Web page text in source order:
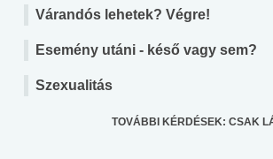
Várandós lehetek? Végre!
Esemény utáni - késő vagy sem?
Szexualitás
TOVÁBBI KÉRDÉSEK: CSAK